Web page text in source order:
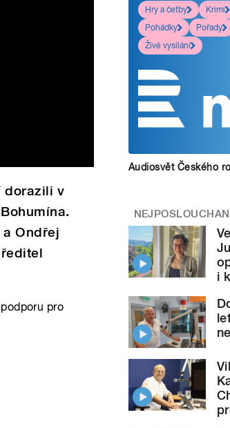
dorazili v
Ondřej
pro
Hry a četby
Krimi
Pohádky
Pořady
Živé vysílání
Audiosvět Českého
i